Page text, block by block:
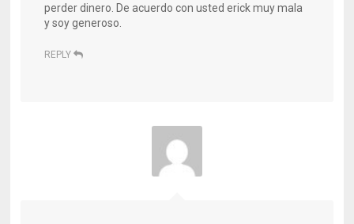
perder dinero. De acuerdo con usted erick muy mala
y soy generoso.
REPLY